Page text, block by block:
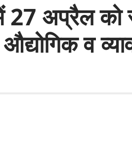
अप्रैल को
व